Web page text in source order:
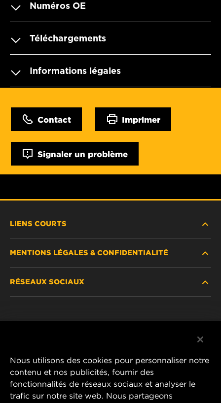
Numéros OE
Téléchargements
Informations légales
Contact Imprimer
Signaler un problème
LIENS COURTS
OÙ ACHETER
MENTIONS LÉGALES & CONFIDENTIALITÉ
RÉSEAUX SOCIAUX
MANN+HUMMEL FT Poland
Nous utilisons des cookies pour personnaliser notre
contenu et nos publicités, fournir des
fonctionnalités de réseaux sociaux et analyser le
trafic sur notre site web. Nous partageons